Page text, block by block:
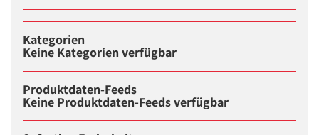
Kategorien
Keine Kategorien verfügbar
Produktdaten-Feeds
Keine Produktdaten-Feeds verfügbar